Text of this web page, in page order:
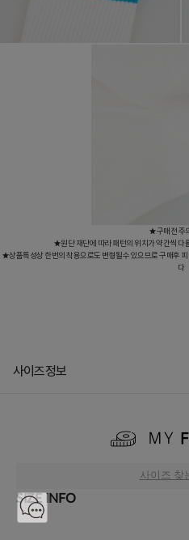
★구매전 주
★원단 재단에 따라 패턴의 위치가 약간씩 다
★상품특성상 한번의 착용으로도 변형될수 있으므로 구매후
다
사이즈정보